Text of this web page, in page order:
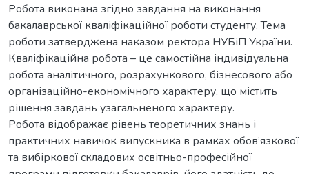
Робота виконана згідно завдання на виконання
бакалаврської кваліфікаційної роботи студенту. Тема
роботи затверджена наказом ректора НУБіП України.
Кваліфікаційна робота – це самостійна індивідуальна
робота аналітичного, розрахункового, бізнесового або
організаційно-економічного характеру, що містить
рішення завдань узагальненого характеру.
Робота відображає рівень теоретичних знань і
практичних навичок випускника в рамках обов’язкової
та вибіркової складових освітньо-професійної